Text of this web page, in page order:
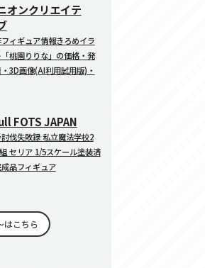
オンクリエイテ
ィギュア情報きろめイラ
「桃園りりな」の価格・発
3D画像(AI利用試用版)・
FOTS JAPAN
伐失敗録 私立魔法学校2
セリア 1/5スケール塗装済
品フィギュア
はこちら